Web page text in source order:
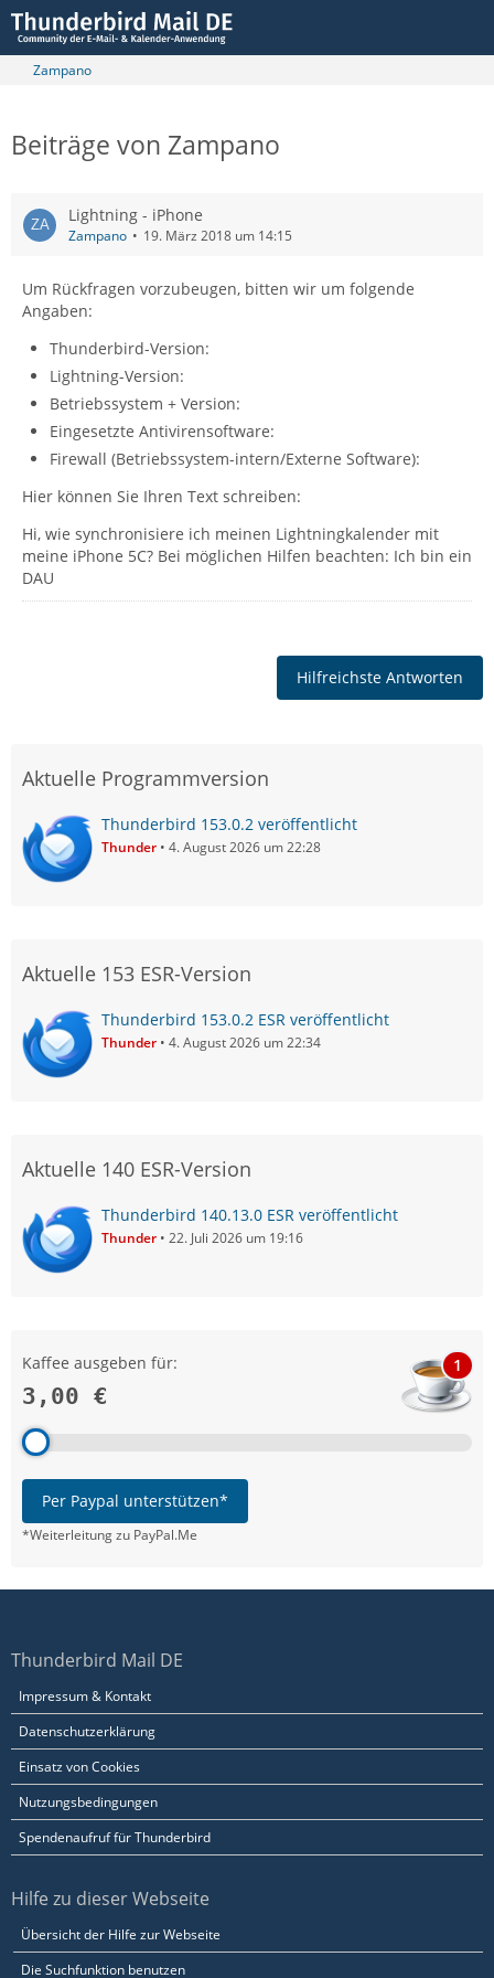
Zampano
Beiträge von Zampano
Lightning - iPhone
Zampano 19. März 2018 um 14:15
Um Rückfragen vorzubeugen, bitten wir um folgende
Angaben:
Thunderbird-Version:
Lightning-Version:
Betriebssystem + Version:
Eingesetzte Antivirensoftware:
Firewall (Betriebssystem-intern/Externe Software):
Hier können Sie Ihren Text schreiben:
Hi, wie synchronisiere ich meinen Lightningkalender mit
meine iPhone 5C? Bei möglichen Hilfen beachten: Ich bin ein
DAU
Hilfreichste Antworten
Aktuelle Programmversion
Thunderbird 153.0.2 veröffentlicht
Thunder 4. August 2026 um 22:28
Aktuelle 153 ESR-Version
Thunderbird 153.0.2 ESR veröffentlicht
Thunder 4. August 2026 um 22:34
Aktuelle 140 ESR-Version
Thunderbird 140.13.0 ESR veröffentlicht
Thunder 22. Juli 2026 um 19:16
Kaffee ausgeben für:
3,00 €
1
Per Paypal unterstützen*
*Weiterleitung zu PayPal.Me
Thunderbird Mail DE
Impressum & Kontakt
Datenschutzerklärung
Einsatz von Cookies
Nutzungsbedingungen
Spendenaufruf für Thunderbird
Hilfe zu dieser Webseite
Übersicht der Hilfe zur Webseite
Die Suchfunktion benutzen